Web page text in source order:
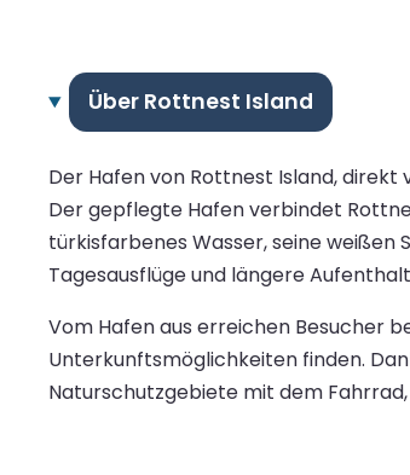
Über Rottnest Island
Der Hafen von Rottnest Island,
Der gepflegte Hafen verbindet
türkisfarbenes Wasser, seine weißen
Tagesausflüge und längere
Vom Hafen aus erreichen Besucher
Unterkunftsmöglichkeiten finden.
Naturschutzgebiete mit dem